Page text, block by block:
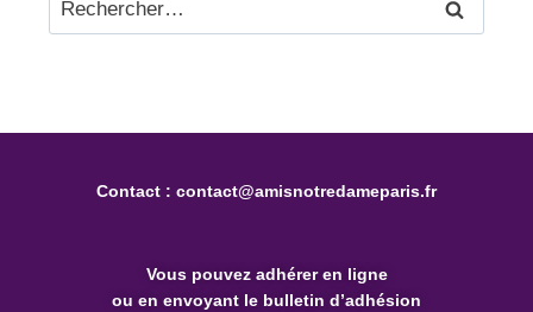
Contact : contact@amisnotredameparis.fr
Vous pouvez adhérer en ligne
ou en envoyant le bulletin d’adhésion